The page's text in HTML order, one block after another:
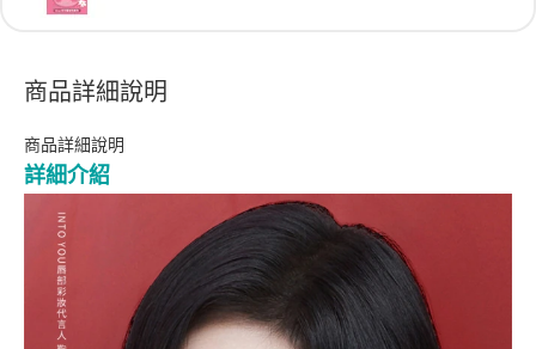
商品詳細說明
商品詳細說明
詳細介紹